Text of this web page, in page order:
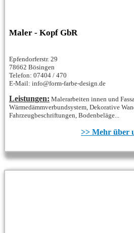
Maler - Kopf GbR
Epfendorferstr. 29
78662 Bösingen
Telefon: 07404 / 470
E-Mail: info@form-farbe-design.de
Leistungen: Malerarbeiten innen und
Wärmedämmverbundsystem, Dekorative
Fahrzeugbeschriftungen, Bodenbeläge...
>> Mehr über